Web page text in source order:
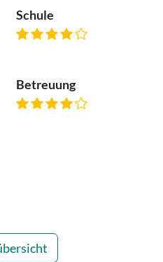
Schule
Betreuung